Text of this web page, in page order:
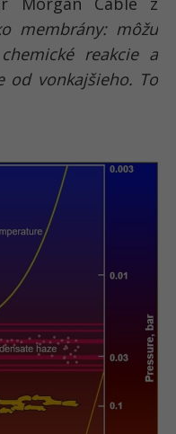
membrány: môžu
reakcie a
od vonkajšieho. To